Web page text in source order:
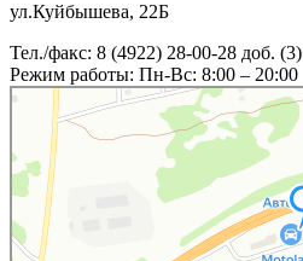
ул.Куйбышева, 22Б
Тел./факс: 8 (4922) 28-00-28 доб. (3)
Режим работы: Пн-Вс: 8:00 – 20:00